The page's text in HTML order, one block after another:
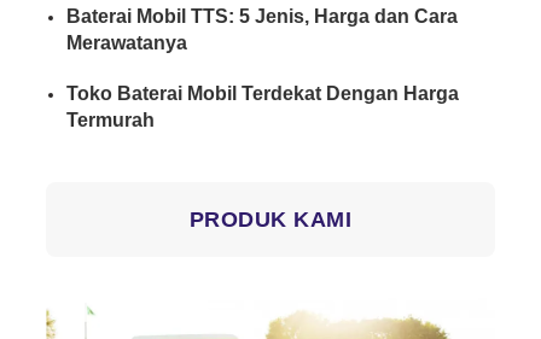
Baterai Mobil TTS: 5 Jenis, Harga dan Cara
Merawatanya
Toko Baterai Mobil Terdekat Dengan Harga
Termurah
PRODUK KAMI